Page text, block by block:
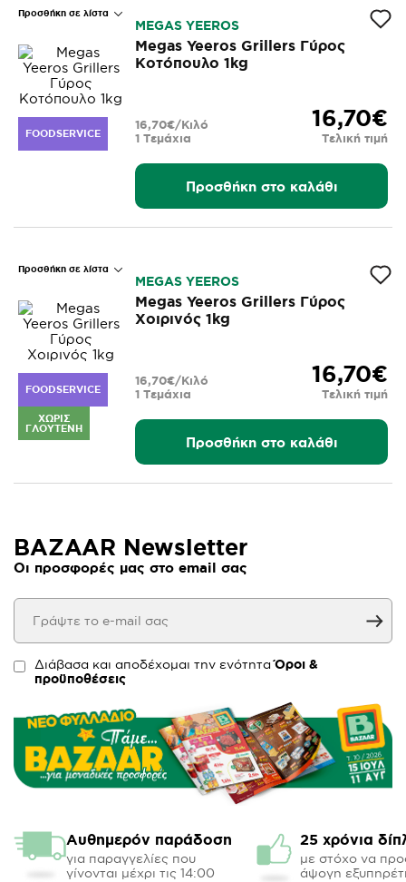
Προσθήκη σε λίστα
FOODSERVICE
MEGAS YEEROS
Megas Yeeros Grillers Γύρος
Κοτόπουλο 1kg
16,70€
Τελική τιμή
1 Τεμάχια
16,70€/Κιλό
Προσθήκη στο καλάθι
Προσθήκη σε λίστα
FOODSERVICE
ΧΩΡΊΣ
ΓΛΟΥΤΈΝΗ
MEGAS YEEROS
Megas Yeeros Grillers Γύρος
Χοιρινός 1kg
16,70€
Τελική τιμή
1 Τεμάχια
16,70€/Κιλό
Προσθήκη στο καλάθι
BAZAAR Newsletter
Οι προσφορές μας στο email σας
Διάβασα και αποδέχομαι την ενότηταΌροι &
προϋποθέσεις
Αυθημερόν παράδοση
για παραγγελίες που
γίνονται μέχρι τις 14:00
25 χρόνια
με στόχο να
άψογη